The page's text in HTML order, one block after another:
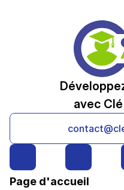
avec
Page d'accueil